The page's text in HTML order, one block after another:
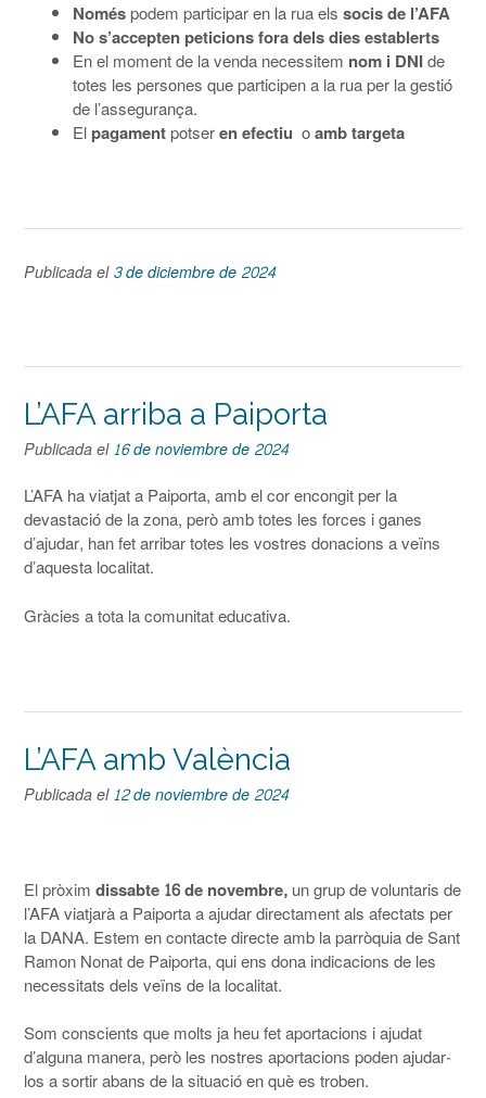
Noméspodem participar en la rua elssocis de l’AFA
No s’accepten peticions fora dels dies establerts
En el moment de la venda necessitem nom i DNIde
totes les persones que participen a la rua per la gestió
de l’assegurança.
Elpagamentpotseren efectiu oamb targeta
Publicada el3 de diciembre de 2024
L’AFA arriba a Paiporta
Publicada el16 de noviembre de 2024
L’AFA ha viatjat a Paiporta, amb el cor encongit per la
devastació de la zona, però amb totes les forces i ganes
d’ajudar, han fet arribar totes les vostres donacions a veïns
d’aquesta localitat.
Gràcies a tota la comunitat educativa.
L’AFA amb València
Publicada el12 de noviembre de 2024
El pròximdissabte 16 de novembre,un grup de voluntaris de
l’AFA viatjarà a Paiporta a ajudar directament als afectats per
la DANA. Estem en contacte directe amb la parròquia de Sant
Ramon Nonat de Paiporta, qui ens dona indicacions de les
necessitats dels veïns de la localitat.
Som conscients que molts ja heu fet aportacions i ajudat
d’alguna manera, però les nostres aportacions poden ajudar-
los a sortir abans de la situació en què es troben.